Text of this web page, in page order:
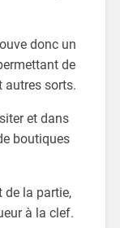
donc un
de
autres sorts.
et dans
boutiques
de la partie,
à la clef.